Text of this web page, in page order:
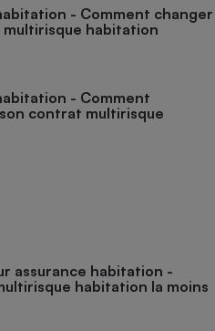
- Comment changer
multirisque habitation
- Comment
contrat multirisque
assurance habitation -
habitation la moins